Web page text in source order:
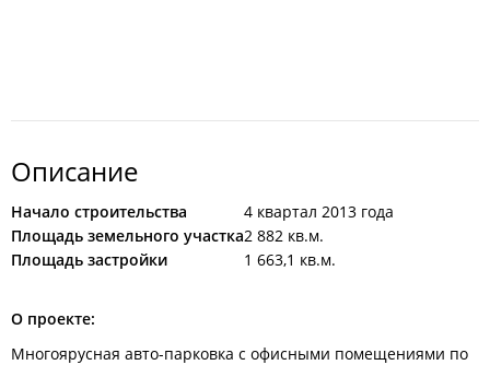
Описание
Начало строительства
4 квартал 2013 года
Площадь земельного участка2 882 кв.м.
Площадь застройки
1 663,1 кв.м.
О проекте:
Многоярусная авто-парковка с офисными помещениями по